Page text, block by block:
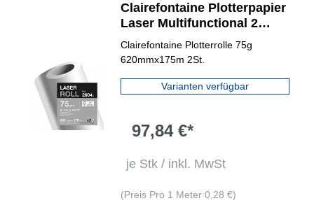
Clairefontaine Plotterpapier
Laser Multifunctional 2
St./Pack.
Clairefontaine Plotterrolle 75g
620mmx175m 2St.
Varianten verfügbar
97,84 €*
je Stk / inkl. MwSt
(Preis Pro 1 Meter 0,28 €)